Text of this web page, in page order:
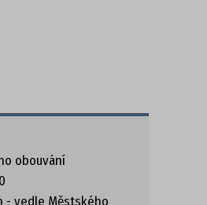
obouvání
- vedle Městského